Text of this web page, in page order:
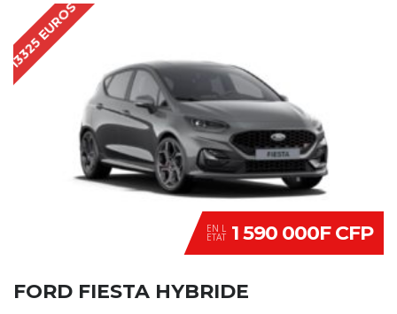
13325 EUROS
EN L
ETAT 1 590 000F CFP
FORD FIESTA HYBRIDE